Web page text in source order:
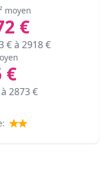
moyen
€
€ à 2918€
€
2873€